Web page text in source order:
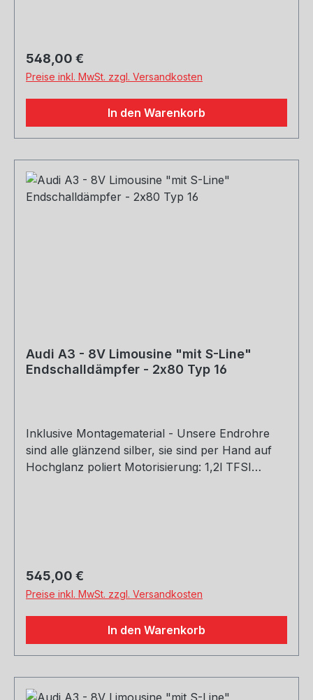
Regulärer Preis:
548,00 €
Preise inkl. MwSt. zzgl. Versandkosten
In den Warenkorb
Audi A3 - 8V Limousine "mit S-Line"
Endschalldämpfer - 2x80 Typ 16
Inklusive Montagematerial - Unsere Endrohre
sind alle glänzend silber, sie sind per Hand auf
Hochglanz poliert Motorisierung: 1,2l TFSI
Regulärer Preis:
545,00 €
Preise inkl. MwSt. zzgl. Versandkosten
In den Warenkorb